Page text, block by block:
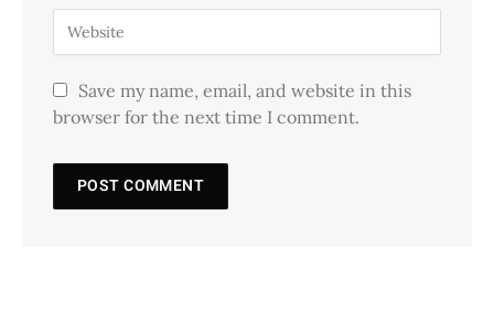
Save my name, email, and website in this
browser for the next time I comment.